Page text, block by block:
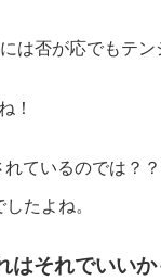
は否が応でもテン
！
ているのでは？
たよね。
はそれでいいか